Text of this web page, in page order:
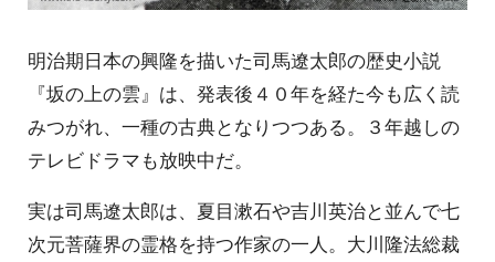
明治期日本の興隆を描いた司馬遼太郎の歴史小説
『坂の上の雲』は、発表後４０年を経た今も広く読
みつがれ、一種の古典となりつつある。３年越しの
テレビドラマも放映中だ。
実は司馬遼太郎は、夏目漱石や吉川英治と並んで七
次元菩薩界の霊格を持つ作家の一人。大川隆法総裁